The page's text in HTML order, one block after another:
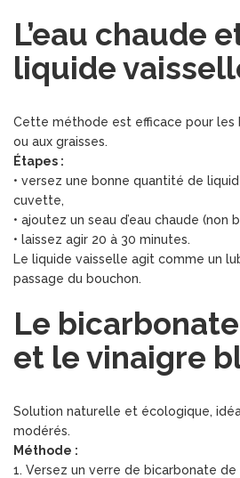
L’eau chaude
liquide
Cette méthode est efficace pour les
ou aux graisses.
Étapes :
• versez une bonne quantité de
cuvette,
• ajoutez un seau d’eau chaude (non
• laissez agir 20 à 30 minutes.
Le liquide vaisselle agit comme un
passage du bouchon.
Le
et le vinaigre
Solution naturelle et écologique,
modérés.
Méthode :
1. Versez un verre de bicarbonate